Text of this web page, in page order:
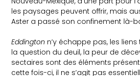
les paysages peuvent offrir, mais
Aster a passé son confinement là-
Eddington n’y échappe pas, les
la question du deuil, la peur de
sectaires sont des éléments
cette fois-ci, il ne s’agit pas